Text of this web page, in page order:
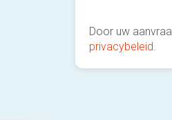
Door uw
privacybeleid.